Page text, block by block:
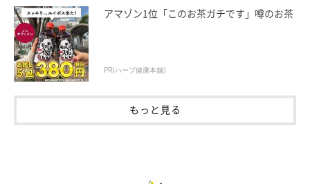
ねこのきもち投稿写真ギャラリー
猫の行動が荒く見えるとき、すぐに異常だと考えてしまう飼い主
アマゾン1位「このお茶ガチです」噂のお茶
PR(ハーブ健康本舗)
もっと見る